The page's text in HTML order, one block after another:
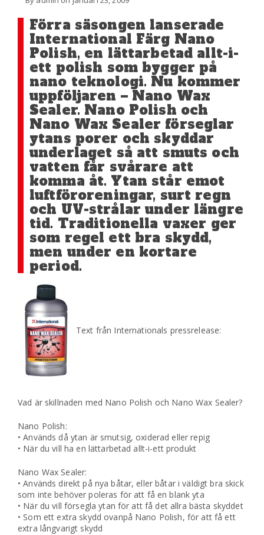
Förra säsongen lanserade
International Färg Nano
Polish, en lättarbetad allt-i-
ett polish som bygger på
nano teknologi. Nu kommer
uppföljaren – Nano Wax
Sealer. Nano Polish och
Nano Wax Sealer förseglar
ytans porer och skyddar
underlaget så att smuts och
vatten får svårare att
komma åt. Ytan står emot
luftföroreningar, surt regn
och UV-strålar under längre
tid. Traditionella vaxer ger
som regel ett bra skydd,
men under en kortare
period.
Text från Internationals pressrelease:
Vad är skillnaden med Nano Polish och Nano Wax Sealer?
Nano Polish:
• Används då ytan är smutsig, oxiderad eller repig
• När du vill ha en lättarbetad allt-i-ett produkt
Nano Wax Sealer:
• Används direkt på nya båtar, eller båtar i väldigt bra skick
som inte behöver poleras för att få en blank yta
• När du vill försegla ytan för att få det allra bästa skyddet
• Som ett extra skydd ovanpå Nano Polish, för att få ett
extra långvarigt skydd